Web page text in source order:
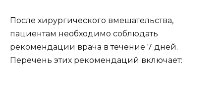
После хирургического вмешательства,
пациентам необходимо соблюдать
рекомендации врача в течение 7 дней.
Перечень этих рекомендаций включает: